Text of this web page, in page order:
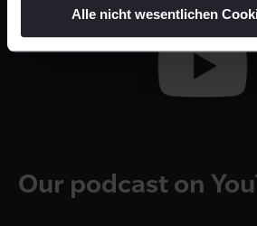
Alle nicht wesentlichen
Our podcast on